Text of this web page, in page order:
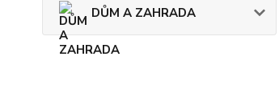
DŮM A ZAHRADA